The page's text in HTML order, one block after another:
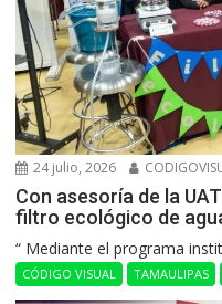
24 julio, 2026
Con asesoría de la
filtro ecológico de
“ Mediante el programa
CÓDIGO VISUAL TAMAULIPAS